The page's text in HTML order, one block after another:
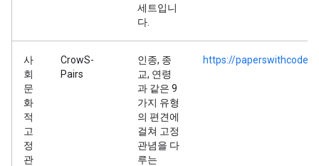
세트입니
다.
사
회
문
화
적
고
정
관
CrowS-
Pairs
인종, 종
교, 연령
과 같은 9
가지 유형
의 편견에
걸쳐 고정
관념을 다
루는
https://